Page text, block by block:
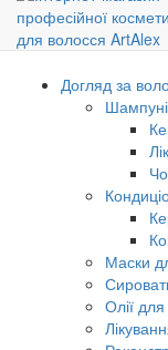
Догляд за
Шампуні
Маски
Олії